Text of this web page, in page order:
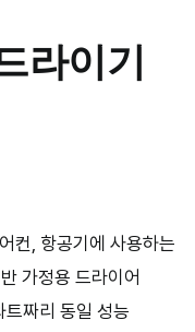
라이기
컨, 항공기에 사용하는
가정용 드라이어
짜리 동일 성능